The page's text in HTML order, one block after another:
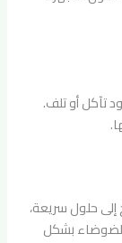
تآكل أو تلف.
إلى حلول سريعة،
بشكل